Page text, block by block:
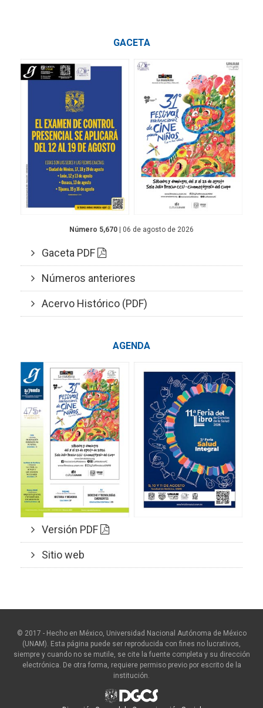
GACETA
Número 5,670 | 06 de agosto de 2026
Gaceta PDF
Números anteriores
Acervo Histórico (PDF)
AGENDA
Versión PDF
Sitio web
© 2017 - Hecho en México, Universidad Nacional Autónoma de México
(UNAM). Esta página puede ser reproducida con fines no lucrativos,
siempre y cuando no se mutile, se cite la fuente completa y su dirección
electrónica. De otra forma, requiere permiso previo por escrito de la
institución.